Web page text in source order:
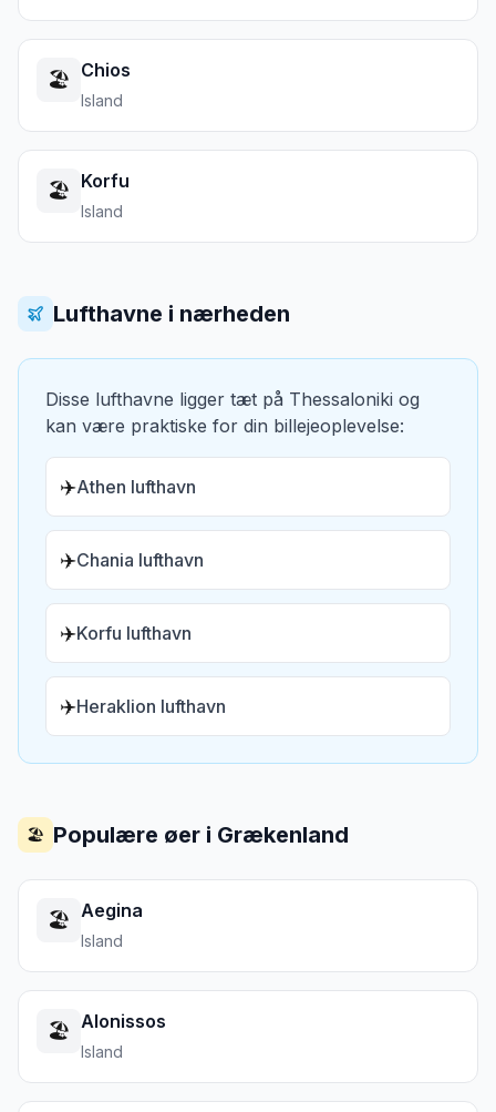
🏖️ Chios
Island
🏖️ Korfu
Island
Lufthavne i nærheden
Disse lufthavne ligger tæt på Thessaloniki og
kan være praktiske for din billejeoplevelse:
✈️Athen lufthavn
✈️Chania lufthavn
✈️Korfu lufthavn
✈️Heraklion lufthavn
🏖️ Populære øer i Grækenland
🏖️ Aegina
Island
🏖️ Alonissos
Island